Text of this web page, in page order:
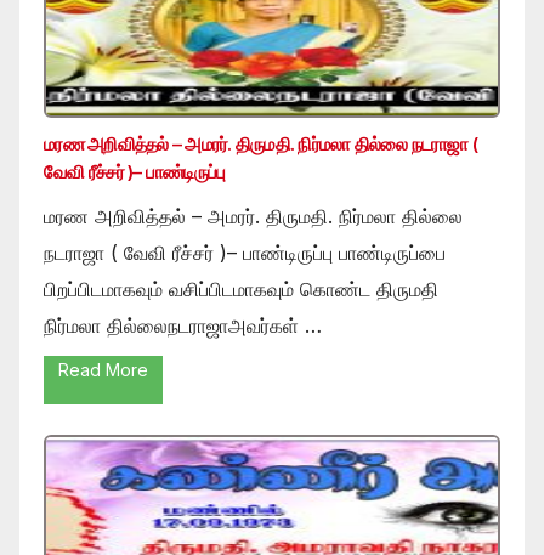
மரண அறிவித்தல் – அமரர். திருமதி. நிர்மலா தில்லை நடராஜா (
வேவி ரீச்சர் )– பாண்டிருப்பு
மரண அறிவித்தல் – அமரர். திருமதி. நிர்மலா தில்லை
நடராஜா ( வேவி ரீச்சர் )– பாண்டிருப்பு பாண்டிருப்பை
பிறப்பிடமாகவும் வசிப்பிடமாகவும் கொண்ட திருமதி
நிர்மலா தில்லைநடராஜாஅவர்கள் …
Read More